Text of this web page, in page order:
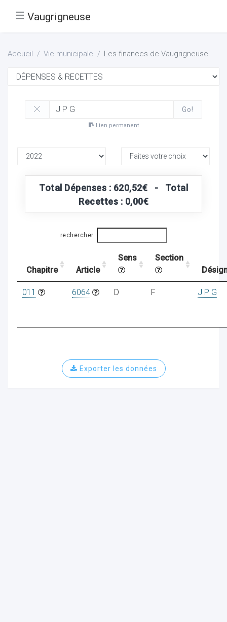
☰ Vaugrigneuse
Accueil Vie municipale Les finances de Vaugrigneuse
Go!
Lien permanent
Total Dépenses : 620,52€ - Total
Recettes : 0,00€
rechercher
Chapitre Article
Sens
Section
011 6064 D F J P G
Exporter les données